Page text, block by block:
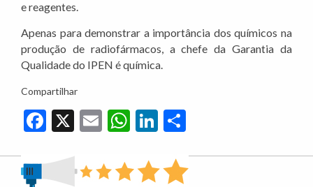
e reagentes.
Apenas para demonstrar a importância dos químicos na
produção de radiofármacos, a chefe da Garantia da
Qualidade do IPEN é química.
Compartilhar
Facebook
X EmailWhatsApp
LinkedIn